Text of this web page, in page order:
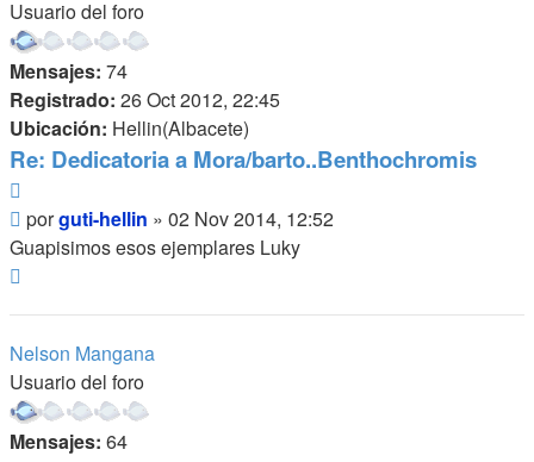
Usuario del foro
Mensajes: 74
Registrado: 26 Oct 2012, 22:45
Ubicación: Hellin(Albacete)
Re: Dedicatoria a Mora/barto..Benthochromis
Mensaje
porguti-hellin » 02 Nov 2014, 12:52
Guapisimos esos ejemplares Luky
Nelson Mangana
Usuario del foro
Mensajes: 64